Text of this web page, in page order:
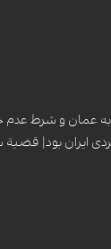
به عمان و شرط
ایران بود|